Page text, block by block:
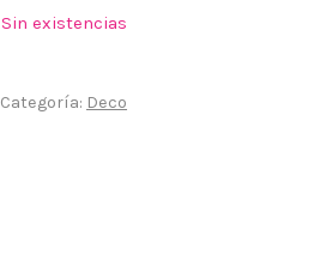
Sin existencias
Categoría: Deco